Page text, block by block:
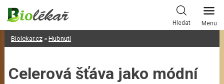
Skip
content
Hledat Menu
Biolekar.cz» Hubnutí
Celerová šťáva jako módní